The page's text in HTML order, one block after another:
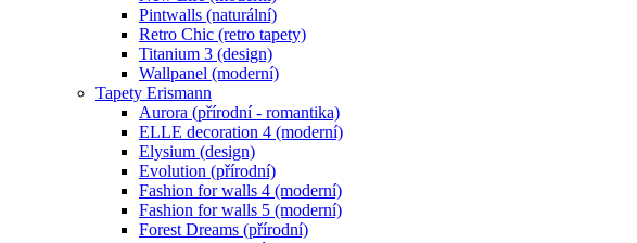
Pintwalls (naturální)
Retro Chic (retro tapety)
Titanium 3 (design)
Wallpanel (moderní)
Tapety Erismann
Aurora (přírodní - romantika)
ELLE decoration 4 (moderní)
Elysium (design)
Evolution (přírodní)
Fashion for walls 4 (moderní)
Fashion for walls 5 (moderní)
Forest Dreams (přírodní)